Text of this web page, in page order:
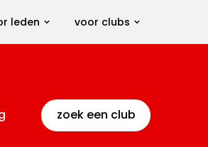
leden voor clubs
zoek een club